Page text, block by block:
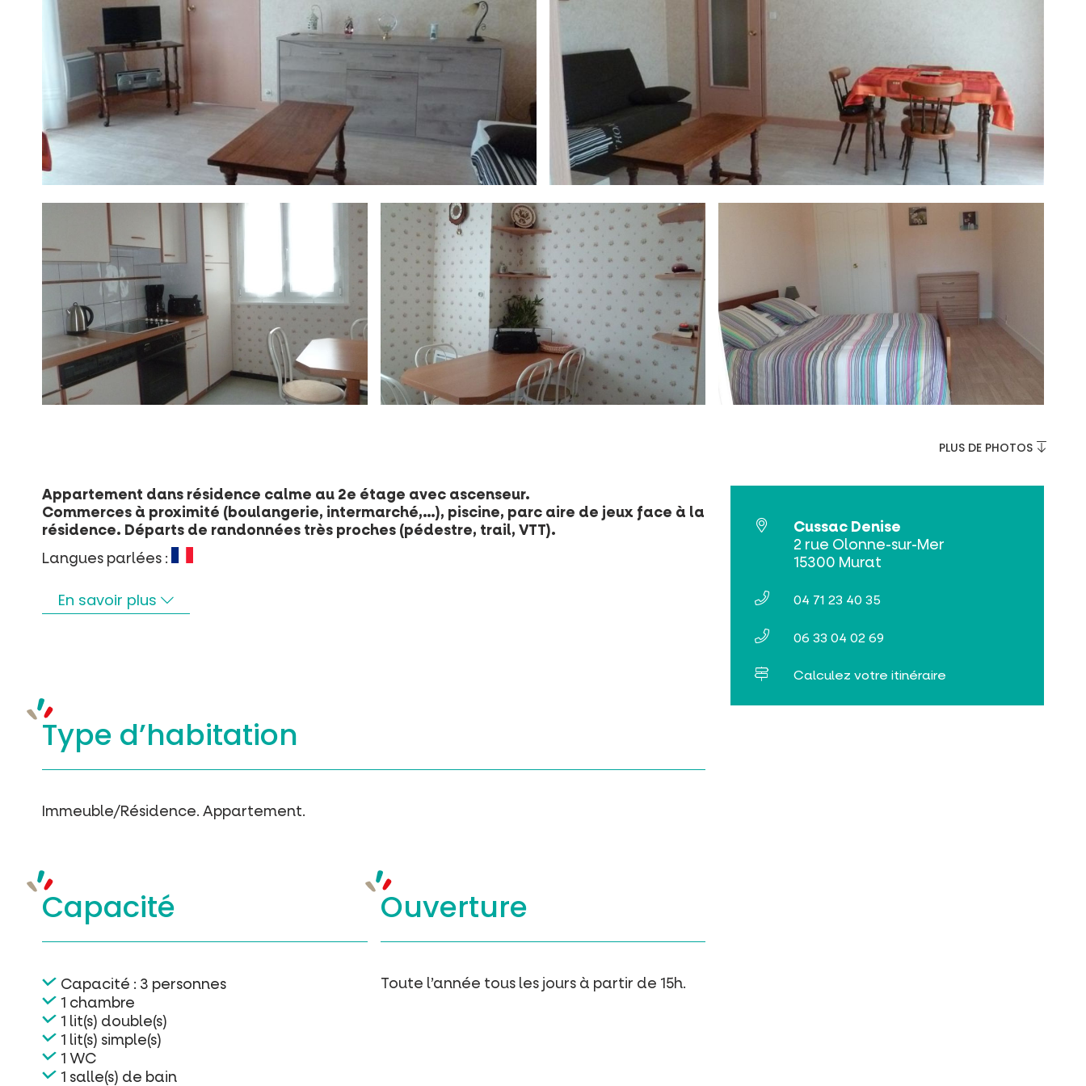
PLUS DE PHOTOS
Appartement dans résidence calme au 2e étage avec ascenseur.
Commerces à proximité (boulangerie, intermarché,…), piscine, parc aire de jeux face à la
résidence. Départs de randonnées très proches (pédestre, trail, VTT).
Langues parlées :
En savoir plus
Type d’habitation
Immeuble/Résidence. Appartement.
Capacité
Capacité : 3 personnes
1 chambre
1 lit(s) double(s)
1 lit(s) simple(s)
1 WC
1 salle(s) de bain
Ouverture
Toute l’année tous les jours à partir de 15h.
Cussac Denise
2 rue Olonne-sur-Mer
15300 Murat
04 71 23 40 35
06 33 04 02 69
Calculez votre itinéraire